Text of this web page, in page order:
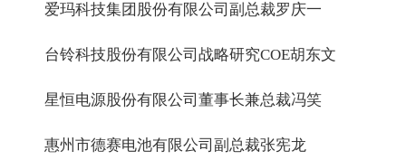
爱玛科技集团股份有限公司副总裁罗庆一
台铃科技股份有限公司战略研究COE胡东文
星恒电源股份有限公司董事长兼总裁冯笑
惠州市德赛电池有限公司副总裁张宪龙